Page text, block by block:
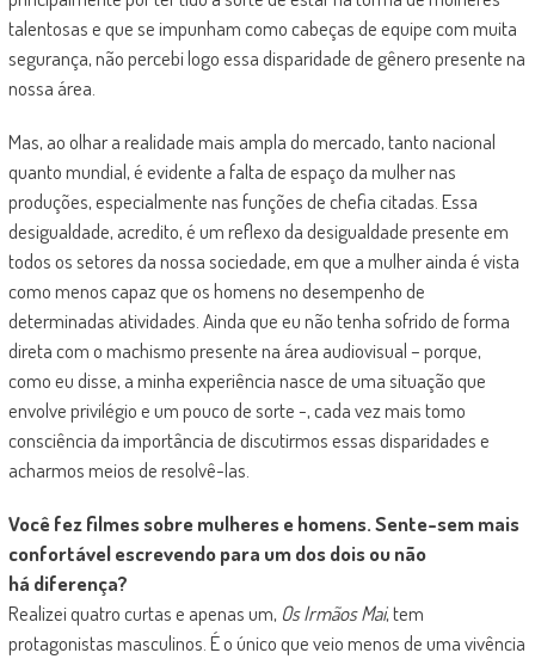
talentosas e que se impunham como cabeças de equipe com muita
segurança, não percebi logo essa disparidade de gênero presente na
nossa área.
Mas, ao olhar a realidade mais ampla do mercado, tanto nacional
quanto mundial, é evidente a falta de espaço da mulher nas
produções, especialmente nas funções de chefia citadas. Essa
desigualdade, acredito, é um reflexo da desigualdade presente em
todos os setores da nossa sociedade, em que a mulher ainda é vista
como menos capaz que os homens no desempenho de
determinadas atividades. Ainda que eu não tenha sofrido de forma
direta com o machismo presente na área audiovisual – porque,
como eu disse, a minha experiência nasce de uma situação que
envolve privilégio e um pouco de sorte -, cada vez mais tomo
consciência da importância de discutirmos essas disparidades e
acharmos meios de resolvê-las.
Você fez filmes sobre mulheres e homens. Sente-sem mais
confortável escrevendo para um dos dois ou não
há diferença?
Realizei quatro curtas e apenas um, Os Irmãos Mai, tem
protagonistas masculinos. É o único que veio menos de uma vivência